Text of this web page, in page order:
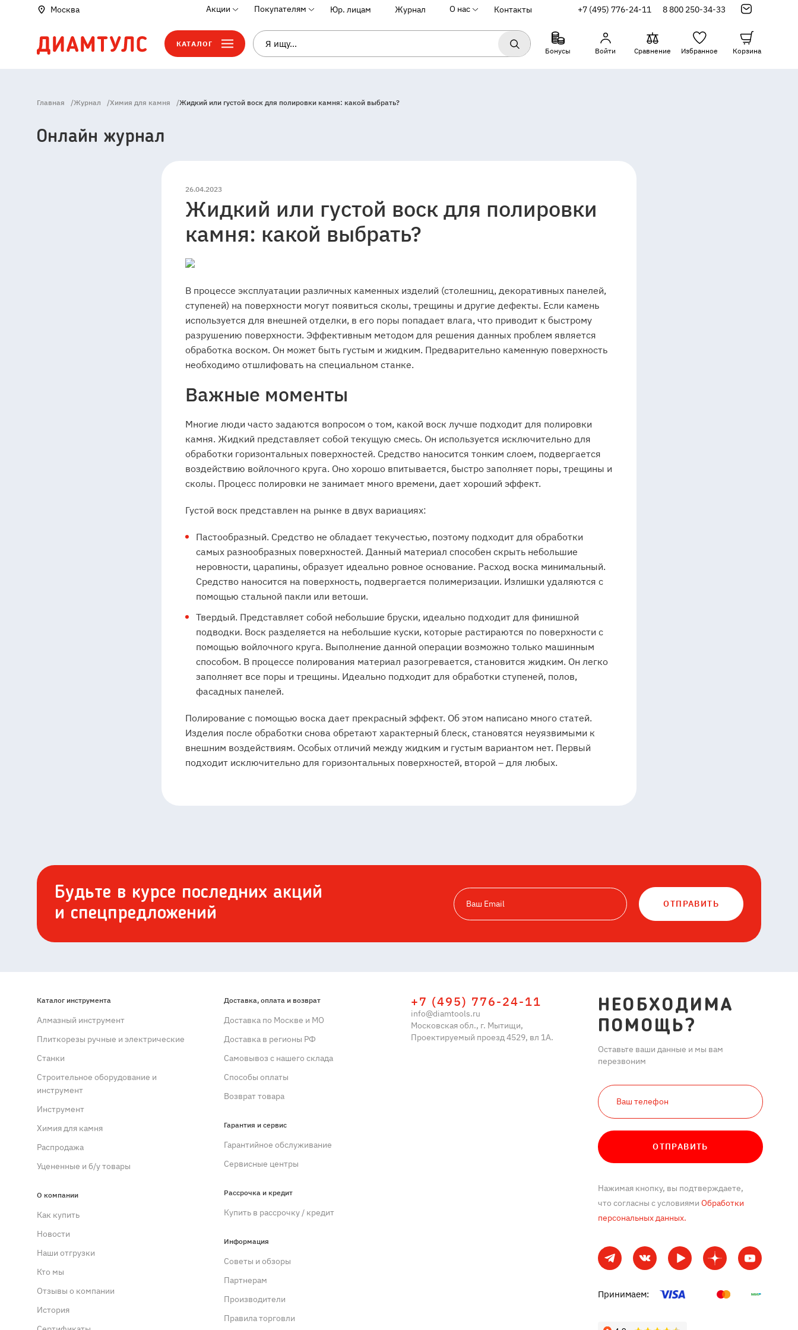
Москва Акции Покупателям Юр. лицам Журнал О нас Контакты +7 (495) 776-24-11 8 800 250-34-33
КАТАЛОГ
Бонусы Войти Сравнение Избранное Корзина
Главная /Журнал /Химия для камня /Жидкий или густой воск для полировки камня: какой выбрать?
Онлайн журнал
26.04.2023
Жидкий или густой воск для полировки
камня: какой выбрать?
В процессе эксплуатации различных каменных изделий (столешниц, декоративных панелей,
ступеней) на поверхности могут появиться сколы, трещины и другие дефекты. Если камень
используется для внешней отделки, в его поры попадает влага, что приводит к быстрому
разрушению поверхности. Эффективным методом для решения данных проблем является
обработка воском. Он может быть густым и жидким. Предварительно каменную поверхность
необходимо отшлифовать на специальном станке.
Важные моменты
Многие люди часто задаются вопросом о том, какой воск лучше подходит для полировки
камня. Жидкий представляет собой текущую смесь. Он используется исключительно для
обработки горизонтальных поверхностей. Средство наносится тонким слоем, подвергается
воздействию войлочного круга. Оно хорошо впитывается, быстро заполняет поры, трещины и
сколы. Процесс полировки не занимает много времени, дает хороший эффект.
Густой воск представлен на рынке в двух вариациях:
Пастообразный. Средство не обладает текучестью, поэтому подходит для обработки
самых разнообразных поверхностей. Данный материал способен скрыть небольшие
неровности, царапины, образует идеально ровное основание. Расход воска минимальный.
Средство наносится на поверхность, подвергается полимеризации. Излишки удаляются с
помощью стальной пакли или ветоши.
Твердый. Представляет собой небольшие бруски, идеально подходит для финишной
подводки. Воск разделяется на небольшие куски, которые растираются по поверхности с
помощью войлочного круга. Выполнение данной операции возможно только машинным
способом. В процессе полирования материал разогревается, становится жидким. Он легко
заполняет все поры и трещины. Идеально подходит для обработки ступеней, полов,
фасадных панелей.
Полирование с помощью воска дает прекрасный эффект. Об этом написано много статей.
Изделия после обработки снова обретают характерный блеск, становятся неуязвимыми к
внешним воздействиям. Особых отличий между жидким и густым вариантом нет. Первый
подходит исключительно для горизонтальных поверхностей, второй – для любых.
141006РоссияМосковская
область МытищиПроектируемыйпроезд
4529,
1А
Будьте в курсе последних акций
и спецпредложений
ОТПРАВИТЬ
Каталог инструмента
Алмазный инструмент
Плиткорезы ручные и электрические
Станки
Строительное оборудование и
инструмент
Инструмент
Химия для камня
Распродажа
Уцененные и б/у товары
О компании
Как купить
Новости
Наши отгрузки
Кто мы
Отзывы о компании
История
Доставка, оплата и возврат
Доставка по Москве и МО
Доставка в регионы РФ
Самовывоз с нашего склада
Способы оплаты
Возврат товара
Гарантия и сервис
Гарантийное обслуживание
Сервисные центры
Рассрочка и кредит
Купить в рассрочку / кредит
Информация
Советы и обзоры
Партнерам
Производители
Правила торговли
+7 (495) 776-24-11
info@diamtools.ru
Московская обл., г. Мытищи,
Проектируемый проезд 4529, вл 1А.
НЕОБХОДИМА
ПОМОЩЬ?
Оставьте ваши данные и мы вам
перезвоним
ОТПРАВИТЬ
Нажимая кнопку, вы подтверждаете,
что согласны с условиями Обработки
персональных данных.
Принимаем: